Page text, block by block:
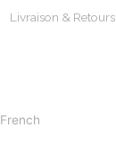
Livraison & Retours
French